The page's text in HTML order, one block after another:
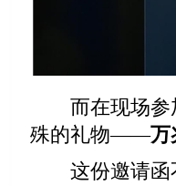
而在现场参加
殊的礼物——万
这份邀请函不